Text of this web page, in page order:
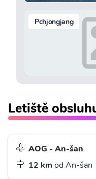
Pchjongjang
Letiště
AOG - An-šan
12 km od An-šan